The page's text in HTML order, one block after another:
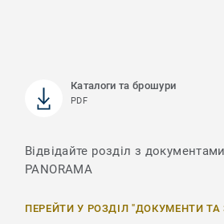
Каталоги та брошури
PDF
Відвідайте розділ з
PANORAMA
ПЕРЕЙТИ У РОЗДІЛ "ДОКУМЕНТИ